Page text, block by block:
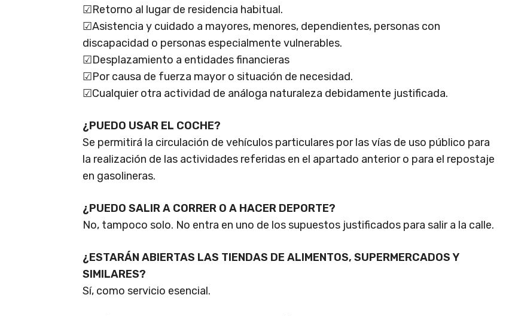
☑Retorno al lugar de residencia habitual.
☑Asistencia y cuidado a mayores, menores, dependientes, personas con
discapacidad o personas especialmente vulnerables.
☑Desplazamiento a entidades financieras
☑Por causa de fuerza mayor o situación de necesidad.
☑Cualquier otra actividad de análoga naturaleza debidamente justificada.
¿PUEDO USAR EL COCHE?
Se permitirá la circulación de vehículos particulares por las vías de uso público para
la realización de las actividades referidas en el apartado anterior o para el repostaje
en gasolineras.
¿PUEDO SALIR A CORRER O A HACER DEPORTE?
No, tampoco solo. No entra en uno de los supuestos justificados para salir a la calle.
¿ESTARÁN ABIERTAS LAS TIENDAS DE ALIMENTOS, SUPERMERCADOS Y
SIMILARES?
Sí, como servicio esencial.